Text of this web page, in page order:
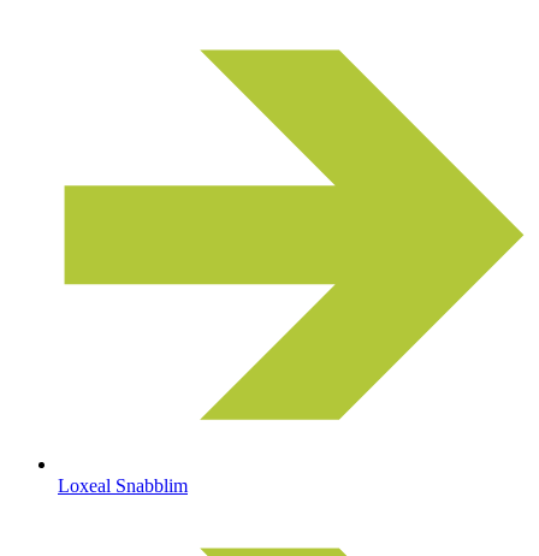
Loxeal Snabblim